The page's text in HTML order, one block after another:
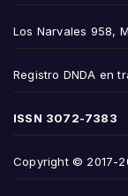
Los Narvales 958,
Registro DNDA en
ISSN 3072-7383
Copyright © 2017-